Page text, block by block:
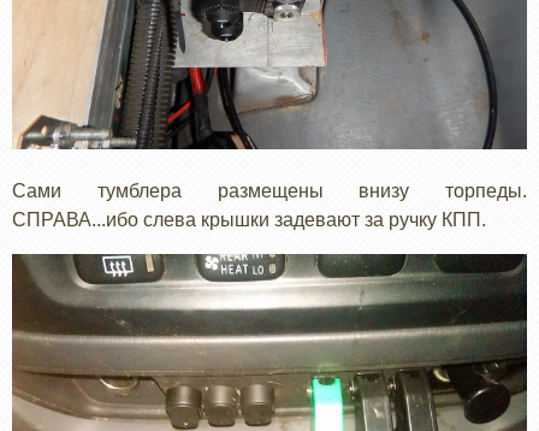
Сами тумблера размещены внизу торпеды.
СПРАВА...ибо слева крышки задевают за ручку КПП.